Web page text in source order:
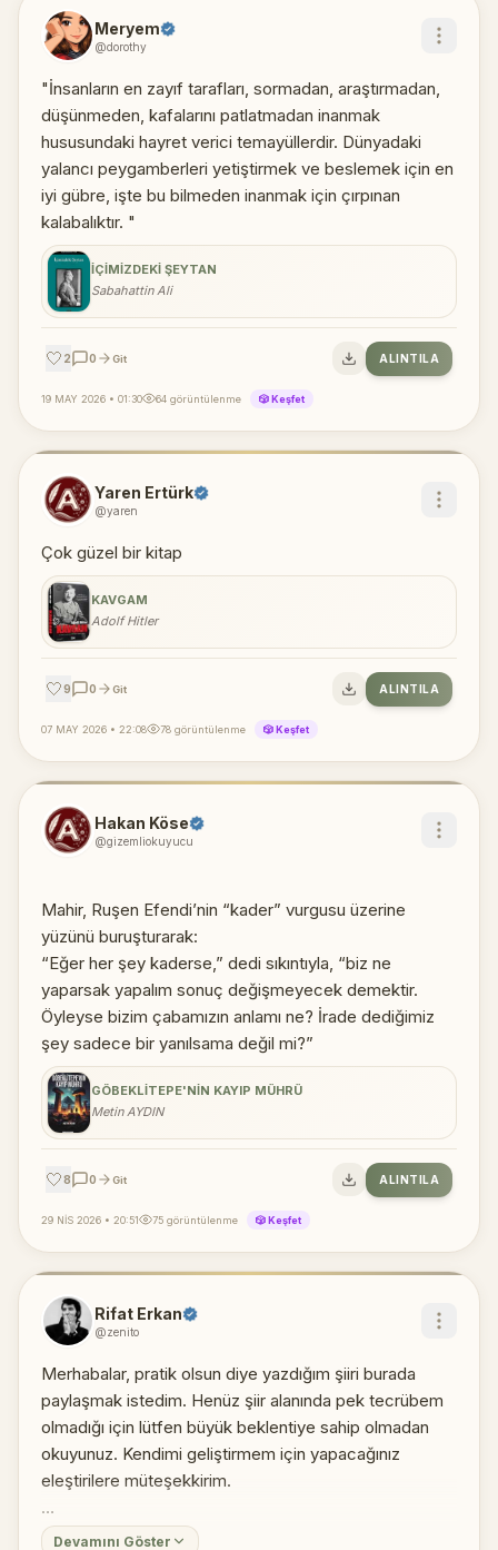
Meryem
@dorothy
"İnsanların en zayıf tarafları, sormadan, araştırmadan,
düşünmeden, kafalarını patlatmadan inanmak
hususundaki hayret verici temayüllerdir. Dünyadaki
yalancı peygamberleri yetiştirmek ve beslemek için en
iyi gübre, işte bu bilmeden inanmak için çırpınan
kalabalıktır. "
İÇIMIZDEKI ŞEYTAN
Sabahattin Ali
🤍 2 0 Git ALINTILA
19 MAY 2026 • 01:30 64 görüntülenme 🎲 Keşfet
Yaren Ertürk
@yaren
Çok güzel bir kitap
KAVGAM
Adolf Hitler
🤍9 0 Git ALINTILA
07 MAY 2026 • 22:08 78 görüntülenme 🎲 Keşfet
Hakan Köse
@gizemliokuyucu
Mahir, Ruşen Efendi’nin “kader” vurgusu üzerine
yüzünü buruşturarak:
“Eğer her şey kaderse,” dedi sıkıntıyla, “biz ne
yaparsak yapalım sonuç değişmeyecek demektir.
Öyleyse bizim çabamızın anlamı ne? İrade dediğimiz
şey sadece bir yanılsama değil mi?”
GÖBEKLITEPE'NIN KAYIP MÜHRÜ
Metin AYDIN
🤍8 0 Git ALINTILA
29 NİS 2026 • 20:51 75 görüntülenme 🎲 Keşfet
Rifat Erkan
@zenito
Merhabalar, pratik olsun diye yazdığım şiiri burada
paylaşmak istedim. Henüz şiir alanında pek tecrübem
olmadığı için lütfen büyük beklentiye sahip olmadan
okuyunuz. Kendimi geliştirmem için yapacağınız
eleştirilere müteşekkirim.
Devamını Göster